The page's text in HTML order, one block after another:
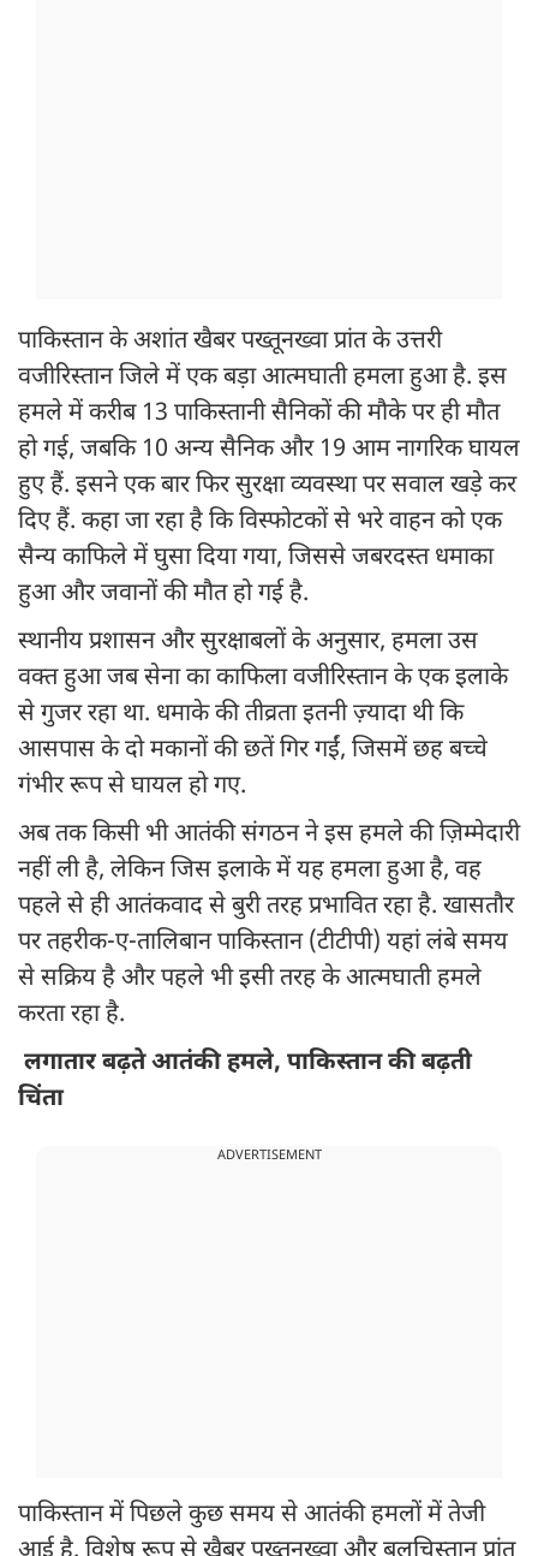
पाकिस्तान के अशांत खैबर पख्तूनख्वा प्रांत के उत्तरी
वजीरिस्तान जिले में एक बड़ा आत्मघाती हमला हुआ है. इस
हमले में करीब 13 पाकिस्तानी सैनिकों की मौके पर ही मौत
हो गई, जबकि 10 अन्य सैनिक और 19 आम नागरिक घायल
हुए हैं. इसने एक बार फिर सुरक्षा व्यवस्था पर सवाल खड़े कर
दिए हैं. कहा जा रहा है कि विस्फोटकों से भरे वाहन को एक
सैन्य काफिले में घुसा दिया गया, जिससे जबरदस्त धमाका
हुआ और जवानों की मौत हो गई है.
स्थानीय प्रशासन और सुरक्षाबलों के अनुसार, हमला उस
वक्त हुआ जब सेना का काफिला वजीरिस्तान के एक इलाके
से गुजर रहा था. धमाके की तीव्रता इतनी ज़्यादा थी कि
आसपास के दो मकानों की छतें गिर गईं, जिसमें छह बच्चे
गंभीर रूप से घायल हो गए.
अब तक किसी भी आतंकी संगठन ने इस हमले की ज़िम्मेदारी
नहीं ली है, लेकिन जिस इलाके में यह हमला हुआ है, वह
पहले से ही आतंकवाद से बुरी तरह प्रभावित रहा है. खासतौर
पर तहरीक-ए-तालिबान पाकिस्तान (टीटीपी) यहां लंबे समय
से सक्रिय है और पहले भी इसी तरह के आत्मघाती हमले
करता रहा है.
लगातार बढ़ते आतंकी हमले, पाकिस्तान की बढ़ती
चिंता
ADVERTISEMENT
पाकिस्तान में पिछले कुछ समय से आतंकी हमलों में तेजी